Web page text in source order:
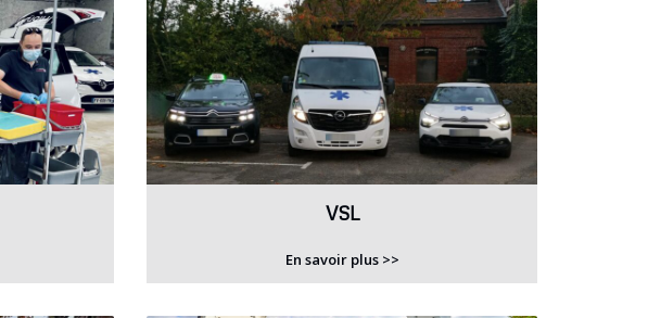
VSL
En savoir plus >>